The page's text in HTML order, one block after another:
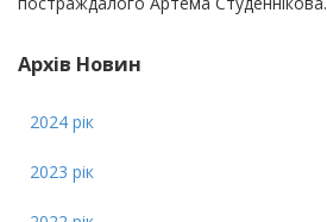
Архів Новин
2024 рік
2023 рік